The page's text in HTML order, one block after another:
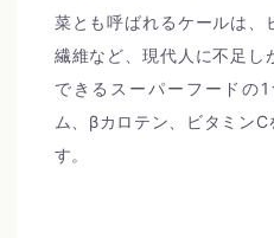
菜とも呼ばれるケールは、
繊維など、現代人に不足し
できるスーパーフードの
ム、βカロテン、ビタミン
す。